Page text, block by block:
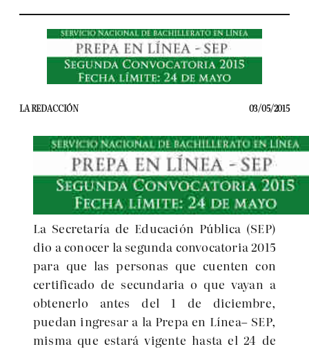
LA REDACCIÓN 03/05/2015
La Secretaría de Educación Pública (SEP)
dio a conocer la segunda convocatoria 2015
para que las personas que cuenten con
certificado de secundaria o que vayan a
obtenerlo antes del 1 de diciembre,
puedaningresar a la Prepa en Línea– SEP,
misma que estará vigente hasta el 24 de